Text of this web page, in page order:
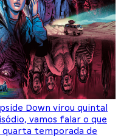
Down virou quintal
vamos falar o que
temporada de